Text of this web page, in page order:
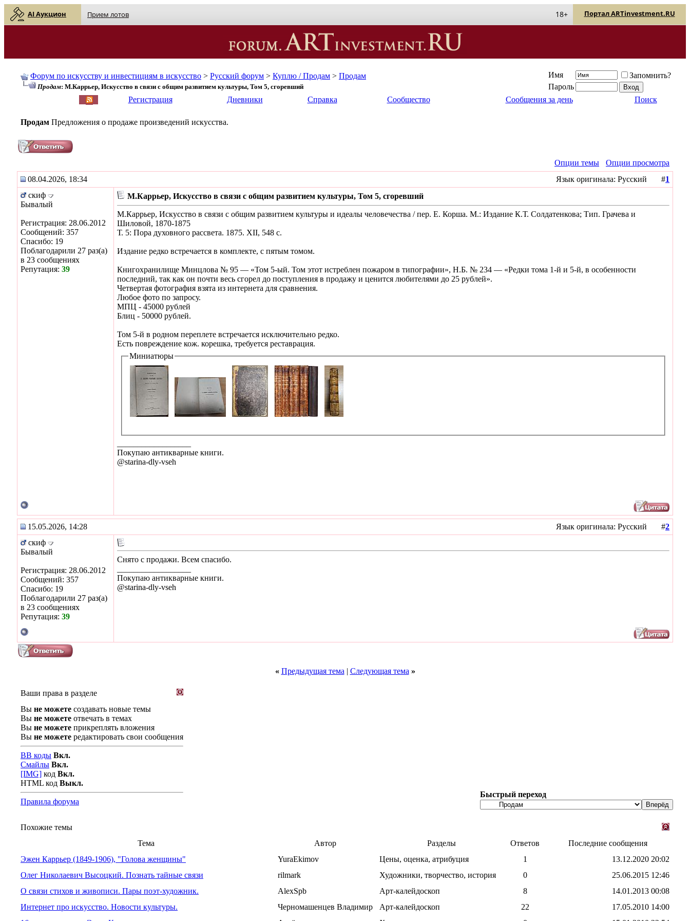
AI Аукцион Прием лотов Портал ARTinvestment.RU
18+
Форум по искусству и инвестициям в искусство > Русский форум > Куплю / Продам > Продам
Продам: М.Каррьер, Искусство в связи с общим развитием культуры, Том 5, сгоревший
Имя
Запомнить?
Пароль
Регистрация Дневники Справка Сообщество Сообщения за день Поиск
Продам Предложения о продаже произведений искусства.
Опции темы
Опции просмотра
08.04.2026, 18:34
Язык оригинала: Русский #1
скиф
Бывалый
Регистрация: 28.06.2012
Сообщений: 357
Спасибо: 19
Поблагодарили 27 раз(а)
в 23 сообщениях
Репутация: 39
М.Каррьер, Искусство в связи с общим развитием культуры, Том 5, сгоревший
М.Каррьер, Искусство в связи с общим развитием культуры и идеалы человечества / пер. Е. Корша. М.: Издание К.Т. Солдатенкова; Тип. Грачева и
Шиловой, 1870-1875
Т. 5: Пора духовного рассвета. 1875. XII, 548 с.
Издание редко встречается в комплекте, с пятым томом.
Книгохранилище Минцлова № 95 — «Том 5-ый. Том этот истреблен пожаром в типографии», Н.Б. № 234 — «Редки тома 1-й и 5-й, в особенности
последний, так как он почти весь сгорел до поступления в продажу и ценится любителями до 25 рублей».
Четвертая фотография взята из интернета для сравнения.
Любое фото по запросу.
МПЦ - 45000 рублей
Блиц - 50000 рублей.
Том 5-й в родном переплете встречается исключительно редко.
Есть повреждение кож. корешка, требуется реставрация.
Миниатюры
Покупаю антикварные книги.
@starina-dly-vseh
15.05.2026, 14:28 Язык оригинала: Русский #2
скиф
Бывалый
Регистрация: 28.06.2012
Сообщений: 357
Спасибо: 19
Поблагодарили 27 раз(а)
в 23 сообщениях
Репутация: 39
Снято с продажи. Всем спасибо.
Покупаю антикварные книги.
@starina-dly-vseh
« Предыдущая тема | Следующая тема »
Ваши права в разделе
Вы не можете создавать новые темы
Вы не можете отвечать в темах
Вы не можете прикреплять вложения
Вы не можете редактировать свои сообщения
BB коды Вкл.
Смайлы Вкл.
[IMG] код Вкл.
HTML код Выкл.
Правила форума
Быстрый переход
Похожие темы
Тема
Автор Разделы Ответов
Последние сообщения
Эжен Каррьер (1849-1906), "Голова женщины"
YuraEkimov Цены, оценка, атрибуция 1 13.12.2020 20:02
Олег Николаевич Высоцкий. Познать тайные связи
rilmark Художники, творчество, история 0 25.06.2015 12:46
О связи стихов и живописи. Пары поэт-художник.
AlexSpb Арт-калейдоскоп 8 14.01.2013 00:08
Интернет про искусство. Новости культуры.
Черномашенцев Владимир Арт-калейдоскоп 22 17.05.2010 14:00